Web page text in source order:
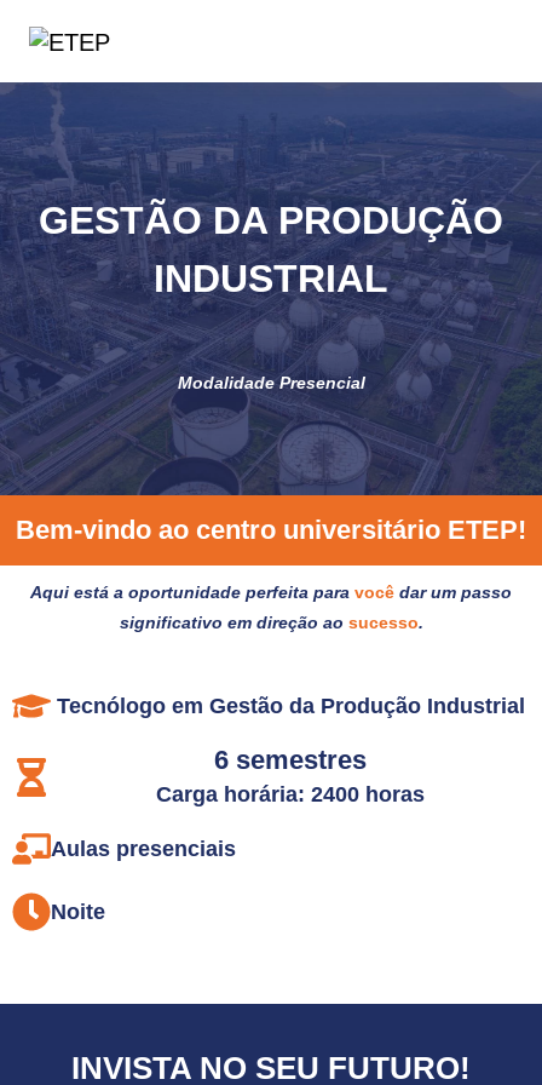
GESTÃO DA PRODUÇÃO
INDUSTRIAL
Modalidade Presencial
Bem-vindo ao centro universitário ETEP!
Aqui está a oportunidade perfeita para você dar um passo
significativo em direção ao sucesso.
Tecnólogo em Gestão da Produção Industrial
6 semestres
Carga horária: 2400 horas
Aulas presenciais
Noite
INVISTA NO SEU FUTURO!